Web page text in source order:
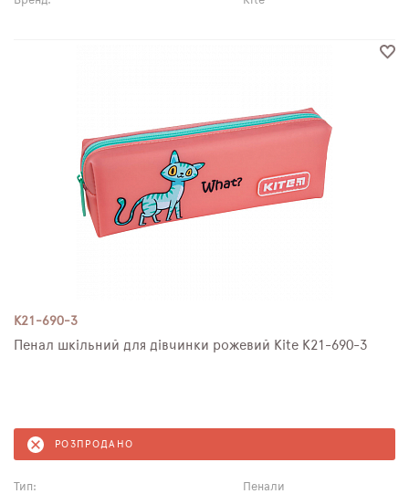
K21-690-3
Пенал шкільний для дівчинки рожевий Kite K21-690-3
РОЗПРОДАНО
Тип:
Пенали